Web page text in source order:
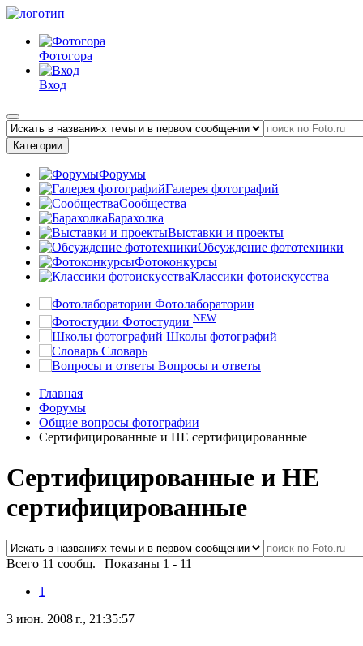
Фотогора
Вход
Категории
Форумы
Галерея фотографий
Сообщества
Барахолка
Выставки и проекты
Обсуждение фототехники
Фотоконкурсы
Классики фотоискусства
Фотолаборатории
Фотостудии NEW
Школы фотографий
Словарь
Вопросы и ответы
Главная
Форумы
Общие вопросы фотографии
Сертифицированные и НЕ сертифицированные
Сертифицированные и НЕ
сертифицированные
Всего 11 сообщ. | Показаны 1 - 11
1
3 июн. 2008 г., 21:35:57